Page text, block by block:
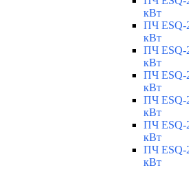
кВт
ПЧ ESQ-
кВт
ПЧ ESQ-
кВт
ПЧ ESQ-
кВт
ПЧ ESQ-
кВт
ПЧ ESQ-
кВт
ПЧ ESQ-
кВт